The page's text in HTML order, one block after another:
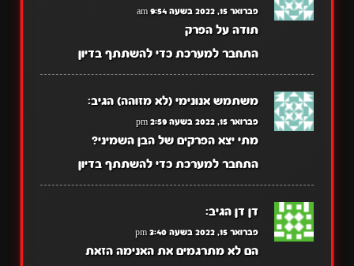
פברואר 15, 2022 בשעה 9:54 am
תודה על הפרק
התחבר למערכת כדי להשתתף בדיון
משתמש אנונימי (לא מזוהה) הגיב:
פברואר 15, 2022 בשעה 2:59 pm
מתי יצא הפרקים של הבן השמיני?
התחבר למערכת כדי להשתתף בדיון
דן דן הגיב:
פברואר 15, 2022 בשעה 3:40 pm
הם לא מתרגמים את האנימה הזאת